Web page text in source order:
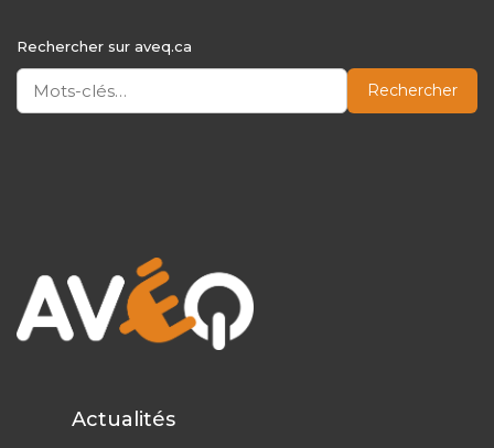
Rechercher sur aveq.ca
Rechercher
Actualités